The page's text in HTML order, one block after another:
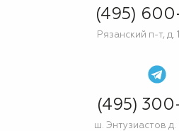
(495) 600-
Рязанский п-т, д.
(495) 300-
ш. Энтузиастов д.